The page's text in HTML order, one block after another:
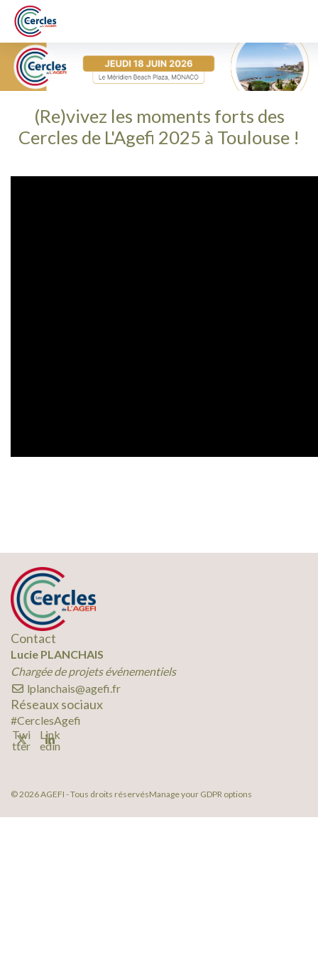
(Re)vivez les moments forts des
Cercles de L'Agefi 2025 à Toulouse !
Contact
Lucie PLANCHAIS
Chargée de projets événementiels
lplanchais@agefi.fr
Réseaux sociaux
#CerclesAgefi
Twi
tter
Link
edin
© 2026 AGEFI - Tous droits réservésManage your GDPR options